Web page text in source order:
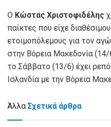
Ο Κώστας Χριστοφιδέλης
παίκτες που είχε
ετοιμοπόλεμους για τον
στην Βόρεια Μακεδονία
το Σάββατο (13/6) έχει ρεπό
Ισλανδία με την Βόρεια
Άλλα Σχετικά άρθρα